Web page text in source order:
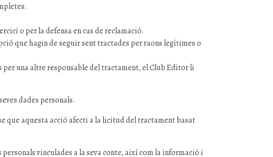
o per la defensa en cas de reclamació.
que hagin de seguir sent tractades per raons legítimes o
una altre responsable del tractament, el Club Editor li
dades personals.
que aquesta acció afecti a la licitud del tractament basat
vinculades a la seva conte, així com la informació i